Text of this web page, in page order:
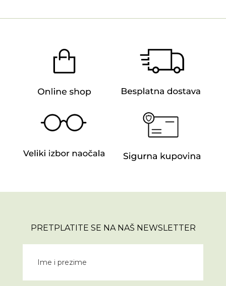
PRETPLATITE SE NA NAŠ NEWSLETTER